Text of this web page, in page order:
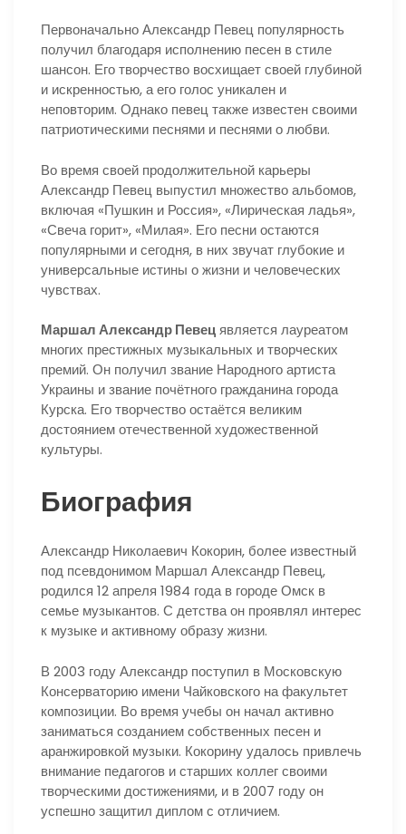
Первоначально Александр Певец популярность
получил благодаря исполнению песен в стиле
шансон. Его творчество восхищает своей глубиной
и искренностью, а его голос уникален и
неповторим. Однако певец также известен своими
патриотическими песнями и песнями о любви.
Во время своей продолжительной карьеры
Александр Певец выпустил множество альбомов,
включая «Пушкин и Россия», «Лирическая ладья»,
«Свеча горит», «Милая». Его песни остаются
популярными и сегодня, в них звучат глубокие и
универсальные истины о жизни и человеческих
чувствах.
Маршал Александр Певецявляется лауреатом
многих престижных музыкальных и творческих
премий. Он получил звание Народного артиста
Украины и звание почётного гражданина города
Курска. Его творчество остаётся великим
достоянием отечественной художественной
культуры.
Биография
Александр Николаевич Кокорин, более известный
под псевдонимом Маршал Александр Певец,
родился 12 апреля 1984 года в городе Омск в
семье музыкантов. С детства он проявлял интерес
к музыке и активному образу жизни.
В 2003 году Александр поступил в Московскую
Консерваторию имени Чайковского на факультет
композиции. Во время учебы он начал активно
заниматься созданием собственных песен и
аранжировкой музыки. Кокорину удалось привлечь
внимание педагогов и старших коллег своими
творческими достижениями, и в 2007 году он
успешно защитил диплом с отличием.